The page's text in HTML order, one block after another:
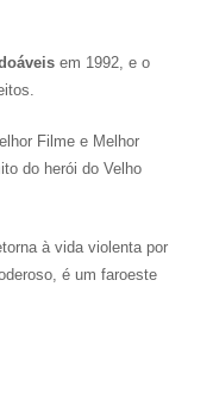
em 1992, e o
Filme e Melhor
do herói do Velho
à vida violenta por
é um faroeste